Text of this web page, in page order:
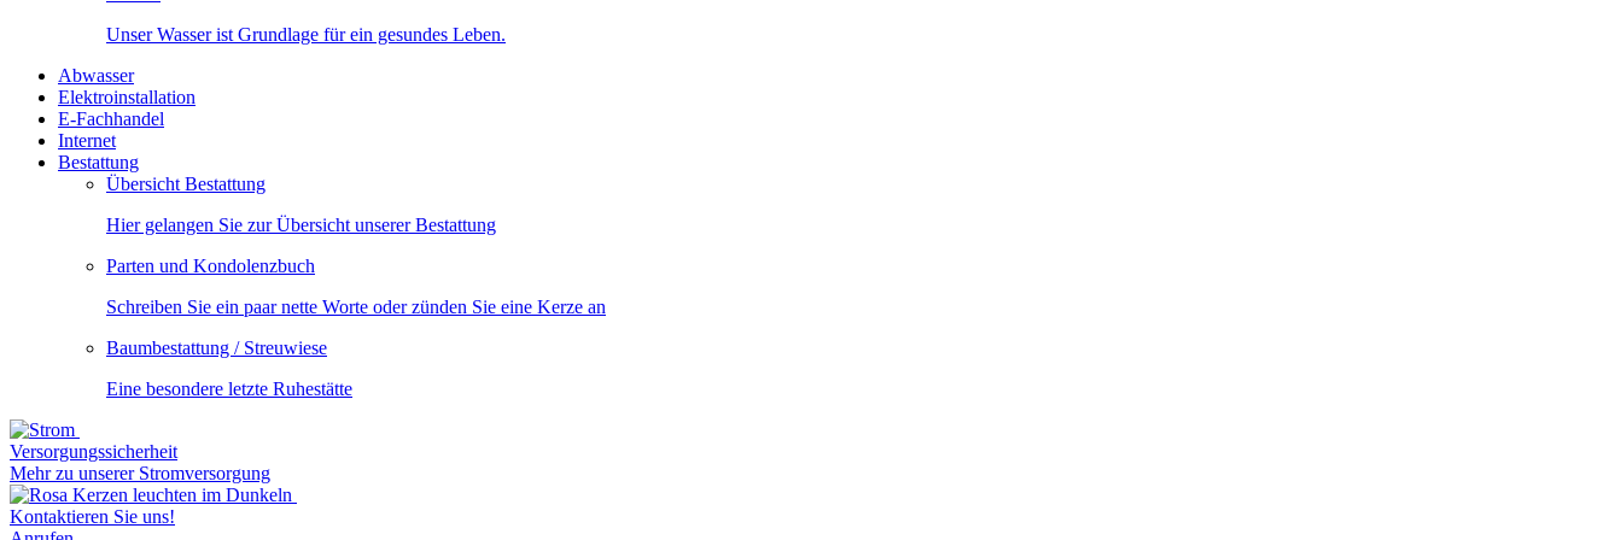
Unser Wasser ist Grundlage für ein gesundes Leben.
Abwasser
Elektroinstallation
E-Fachhandel
Internet
Bestattung
Übersicht Bestattung
Hier gelangen Sie zur Übersicht unserer Bestattung
Parten und Kondolenzbuch
Schreiben Sie ein paar nette Worte oder zünden Sie eine Kerze an
Baumbestattung / Streuwiese
Eine besondere letzte Ruhestätte
Versorgungssicherheit
Mehr zu unserer Stromversorgung
Kontaktieren Sie uns!